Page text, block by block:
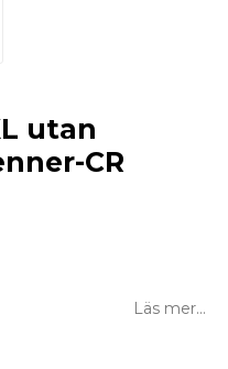
utan
CR
Läs mer...